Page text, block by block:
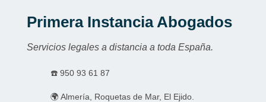
Primera Instancia Abogados
Servicios legales a distancia a toda España.
☎️ 950 93 61 87
🌍 Almería, Roquetas de Mar, El Ejido.